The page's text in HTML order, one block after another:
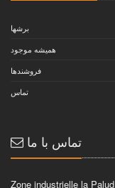
برشها
هميشه موجود
فروشندها
تماس
تماس با ما
Zone industrielle la Palud